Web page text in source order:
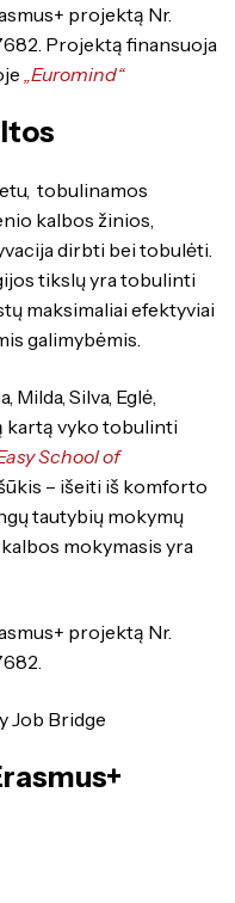
projektą Nr.
Projektą finansuoja
„Euromind“
tobulinamos
kalbos žinios,
dirbti bei tobulėti.
tikslų yra tobulinti
maksimaliai efektyviai
galimybėmis.
Silva, Eglė,
kartą vyko tobulinti
School of
– išeiti iš komforto
tautybių mokymų
mokymasis yra
projektą Nr.
Job Bridge